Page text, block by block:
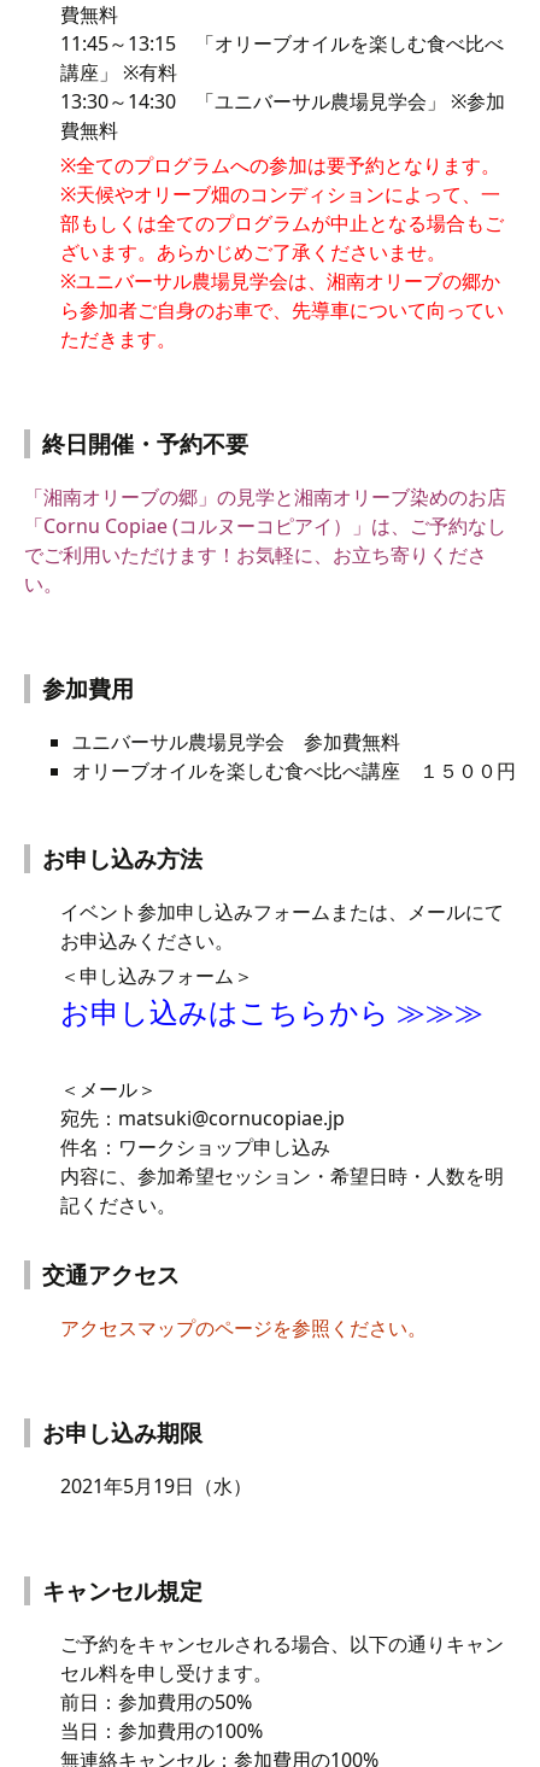
費無料
11:45～13:15 「オリーブオイルを楽しむ食べ比べ
講座」 ※有料
13:30～14:30 「ユニバーサル農場見学会」 ※参加
費無料
※全てのプログラムへの参加は要予約となります。
※天候やオリーブ畑のコンディションによって、一
部もしくは全てのプログラムが中止となる場合もご
ざいます。あらかじめご了承くださいませ。
※ユニバーサル農場見学会は、湘南オリーブの郷か
ら参加者ご自身のお車で、先導車について向ってい
ただきます。
終日開催・予約不要
「湘南オリーブの郷」の見学と湘南オリーブ染めのお店
「Cornu Copiae (コルヌーコピアイ）」は、ご予約なし
でご利用いただけます！ お気軽に、お立ち寄りくださ
い。
参加費用
ユニバーサル農場見学会 参加費無料
オリーブオイルを楽しむ食べ比べ講座 １５００円
お申し込み方法
イベント参加申し込みフォームまたは、メールにて
お申込みください。
＜申し込みフォーム＞
お申し込みはこちらから ≫≫≫
＜メール＞
宛先：matsuki@cornucopiae.jp
件名：ワークショップ申し込み
内容に、参加希望セッション・希望日時・人数を明
記ください。
交通アクセス
アクセスマップのページを参照ください。
お申し込み期限
2021年5月19日（水）
キャンセル規定
ご予約をキャンセルされる場合、以下の通りキャン
セル料を申し受けます。
前日：参加費用の50%
当日：参加費用の100%
無連絡キャンセル：参加費用の100%